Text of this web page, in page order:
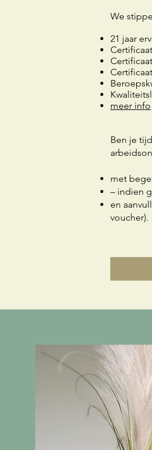
We
21 jaar
meer info
Ben je
met
– indien
en
voucher).